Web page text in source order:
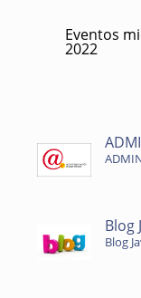
Eventos
2022
Blog
Blog